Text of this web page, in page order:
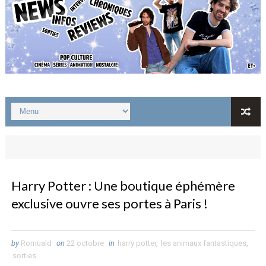
Harry Potter : Une boutique éphémère
exclusive ouvre ses portes à Paris !
by Romuald on 22 octobre in harry potter, les animaux fantastiques,
sorties